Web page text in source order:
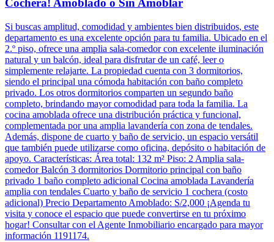
Cochera! Amoblado o Sin Amoblar
Si buscas amplitud, comodidad y ambientes bien distribuidos, este
departamento es una excelente opción para tu familia. Ubicado en el
2.º piso, ofrece una amplia sala-comedor con excelente iluminación
natural y un balcón, ideal para disfrutar de un café, leer o
simplemente relajarte. La propiedad cuenta con 3 dormitorios,
siendo el principal una cómoda habitación con baño completo
privado. Los otros dormitorios comparten un segundo baño
completo, brindando mayor comodidad para toda la familia. La
cocina amoblada ofrece una distribución práctica y funcional,
complementada por una amplia lavandería con zona de tendales.
Además, dispone de cuarto y baño de servicio, un espacio versátil
que también puede utilizarse como oficina, depósito o habitación de
apoyo. Características: Área total: 132 m² Piso: 2 Amplia sala-
comedor Balcón 3 dormitorios Dormitorio principal con baño
privado 1 baño completo adicional Cocina amoblada Lavandería
amplia con tendales Cuarto y baño de servicio 1 cochera (costo
adicional) Precio Departamento Amoblado: S/2,000 ¡Agenda tu
visita y conoce el espacio que puede convertirse en tu próximo
hogar! Consultar con el Agente Inmobiliario encargado para mayor
información 1191174.